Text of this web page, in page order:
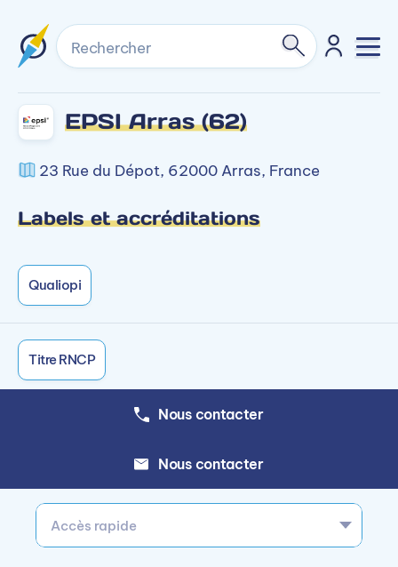
Rechercher
EPSI Arras (62)
23 Rue du Dépot, 62000 Arras, France
Labels et accréditations
Qualiopi
Titre RNCP
Nous contacter
Nous contacter
Accès rapide